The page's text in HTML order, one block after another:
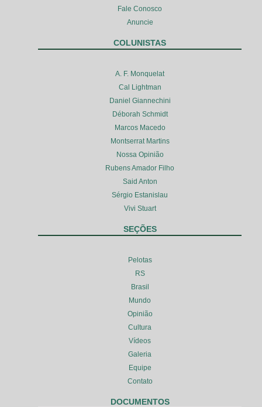
Fale Conosco
Anuncie
COLUNISTAS
A. F. Monquelat
Cal Lightman
Daniel Giannechini
Déborah Schmidt
Marcos Macedo
Montserrat Martins
Nossa Opinião
Rubens Amador Filho
Said Anton
Sérgio Estanislau
Vivi Stuart
SEÇÕES
Pelotas
RS
Brasil
Mundo
Opinião
Cultura
Vídeos
Galeria
Equipe
Contato
DOCUMENTOS